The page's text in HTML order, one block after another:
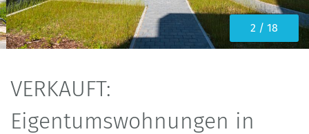
3 / 18
VERKAUFT:
Eigentumswohnungen in